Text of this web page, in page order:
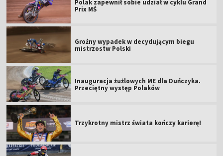
Polak zapewnił sobie udział w cyklu Grand
Prix MŚ
Groźny wypadek w decydującym biegu
mistrzostw Polski
Inauguracja żużlowych ME dla Duńczyka.
Przeciętny występ Polaków
Trzykrotny mistrz świata kończy karierę!